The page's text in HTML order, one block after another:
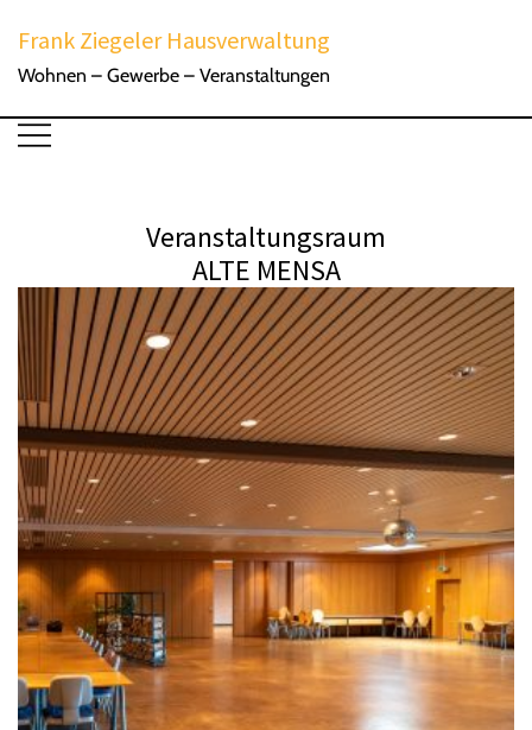
Inhalt
springen
Frank Ziegeler Hausverwaltung
Wohnen – Gewerbe – Veranstaltungen
Veranstaltungsraum
ALTE MENSA